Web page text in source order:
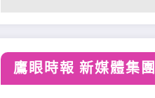
鷹眼時報 新媒體集團